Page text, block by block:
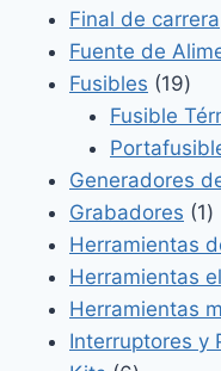
Final de carrera
Fuente de
Fusibles 1919
Fusible
Generadores
Grabadores 11
Herramientas
Herramientas
Herramientas
Interruptores y